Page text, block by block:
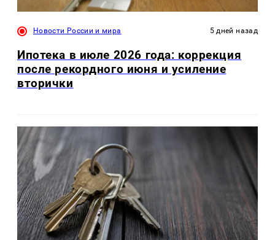
Новости России и мира 5 дней назад
Ипотека в июле 2026 года: коррекция
после рекордного июня и усиление
вторички